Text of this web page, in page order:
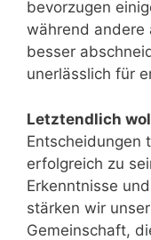
bevorzugen
während andere
besser
unerlässlich für
Letztendlich
Entscheidungen
erfolgreich zu
Erkenntnisse
stärken wir
Gemeinschaft,